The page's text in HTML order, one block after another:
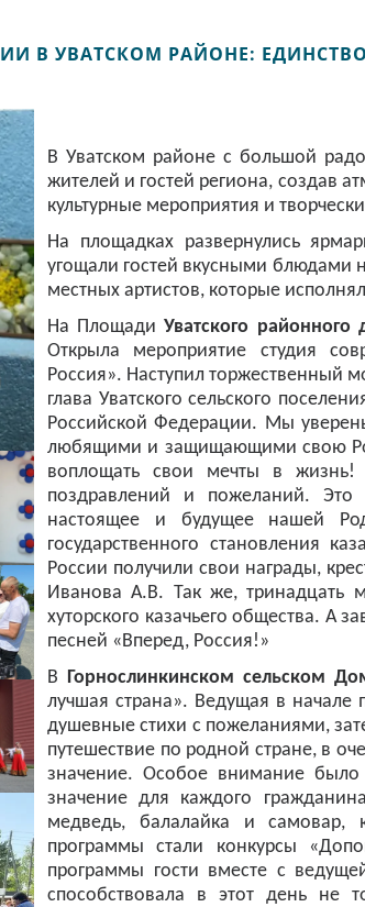
В УВАТСКОМ РАЙОНЕ:
В Уватском районе с большой
жителей и гостей региона, создав
культурные мероприятия и
На площадках развернулись
угощали гостей вкусными блюдами
местных артистов, которые
На ПлощадиУватского районного
Открыла мероприятие студия
Россия». Наступил торжественный
глава Уватского сельского
Российской Федерации. Мы
любящими и защищающими свою
воплощать свои мечты в жизнь!
поздравлений и пожеланий. Это
настоящее и будущее нашей
государственного становления
России получили свои награды,
Иванова А.В. Так же, тринадцать
хуторского казачьего общества. А
песней «Вперед, Россия!»
В Горнослинкинском сельском
лучшая страна». Ведущая в начале
душевные стихи с пожеланиями,
путешествие по родной стране, в
значение. Особое внимание
значение для каждого
медведь, балалайка и самовар,
программы стали конкурсы
программы гости вместе с
способствовала в этот день не